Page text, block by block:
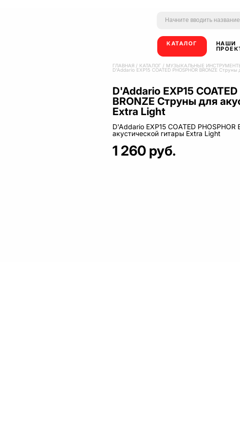
КАТАЛОГ НАШИ
ГЛАВНАЯ / КАТАЛОГ / МУЗЫКАЛЬНЫЕ
D'Addario EXP15 COATED PHOSPHOR BRONZE
D'Addario EXP15 COATED
BRONZE Струны для
Extra Light
1 260 руб.
D'Addario EXP15 COATED
акустической гитары Extra Light